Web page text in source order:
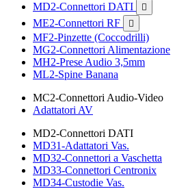
MD2-Connettori DATI 
ME2-Connettori RF 
MF2-Pinzette (Coccodrilli)
MG2-Connettori Alimentazione
MH2-Prese Audio 3,5mm
ML2-Spine Banana
MC2-Connettori Audio-Video
Adattatori AV
MD2-Connettori DATI
MD31-Adattatori Vas.
MD32-Connettori a Vaschetta
MD33-Connettori Centronix
MD34-Custodie Vas.